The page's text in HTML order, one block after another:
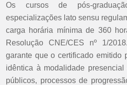
Os cursos de pós-
especializações lato sensu
carga horária mínima de 360
Resolução CNE/CES nº 1/
garante que o certificado emitido
idêntica à modalidade
públicos, processos de